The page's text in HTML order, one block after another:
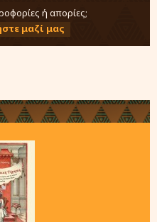
ή απορίες;
μαζί μας